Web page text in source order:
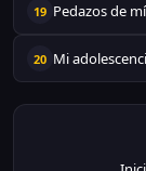
19 Pedazos de mí
20 Mi